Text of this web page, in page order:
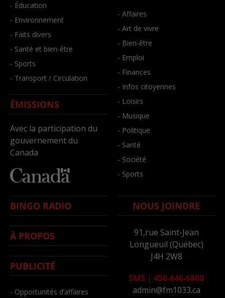
- Éducation
- Environnement
- Faits divers
- Santé et bien-être
- Sports
- Transport / Circulation
ÉMISSIONS
Avec la participation du
gouvernement du
Canada
- Affaires
- Art de vivre
- Bien-être
- Emploi
- Finances
- Infos citoyennes
- Loisirs
- Musique
- Politique
- Santé
- Société
- Sports
BINGO RADIO
À PROPOS
PUBLICITÉ
- Opportunités d’affaires
NOUS JOINDRE
91,rue Saint-Jean
Longueuil (Québec)
J4H 2W8
SMS | 450-646-6800
admin@fm1033.ca